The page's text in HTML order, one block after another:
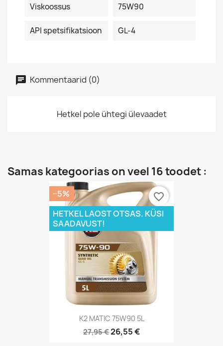
Viskoossus 75W90
API spetsifikatsioon GL-4
Kommentaarid (0)
Hetkel pole ühtegi ülevaadet
Samas kategoorias on veel 16 toodet :
K2 MATIC 75W90 5L
27,95 €26,55 €
−5%
HETKEL LAOST OTSAS. KÜSI
SAADAVUST!
favorite_border